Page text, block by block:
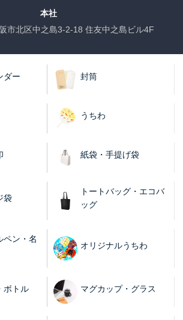
本社
市北区中之島3-2-18 住友中之島ビル4F
ダー 封筒
うちわ
紙袋・手提げ袋
袋
トートバッグ・エコバ
ッグ
ペン・名
オリジナルうちわ
ボトル マグカップ・グラス